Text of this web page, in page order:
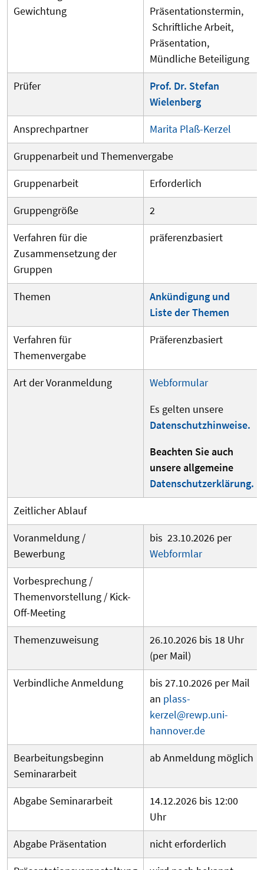
Gewichtung
Präsentationstermin,
Schriftliche Arbeit,
Präsentation,
Mündliche Beteiligung
Prüfer
Prof. Dr. Stefan
Wielenberg
Ansprechpartner
Marita Plaß-Kerzel
Gruppenarbeit und Themenvergabe
Gruppenarbeit
Erforderlich
Gruppengröße
2
Verfahren für die
Zusammensetzung der
Gruppen
präferenzbasiert
Themen
Ankündigung und
Liste der Themen
Verfahren für
Themenvergabe
Präferenzbasiert
Art der Voranmeldung
Webformular
Es gelten unsere
Datenschutzhinweise.
Beachten Sie auch
unsere allgemeine
Datenschutzerklärung.
Zeitlicher Ablauf
Voranmeldung /
Bewerbung
bis 23.10.2026 per
Webformlar
Vorbesprechung /
Themenvorstellung / Kick-
Off-Meeting
Themenzuweisung
26.10.2026 bis 18 Uhr
(per Mail)
Verbindliche Anmeldung
bis 27.10.2026 per Mail
an plass-
kerzel@rewp.uni-
hannover.de
Bearbeitungsbeginn
Seminararbeit
ab Anmeldung möglich
Abgabe Seminararbeit
14.12.2026 bis 12:00
Uhr
Abgabe Präsentation
nicht erforderlich